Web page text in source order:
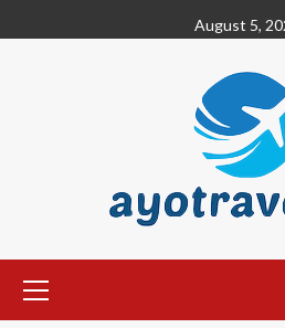
to
August 5,
Menu